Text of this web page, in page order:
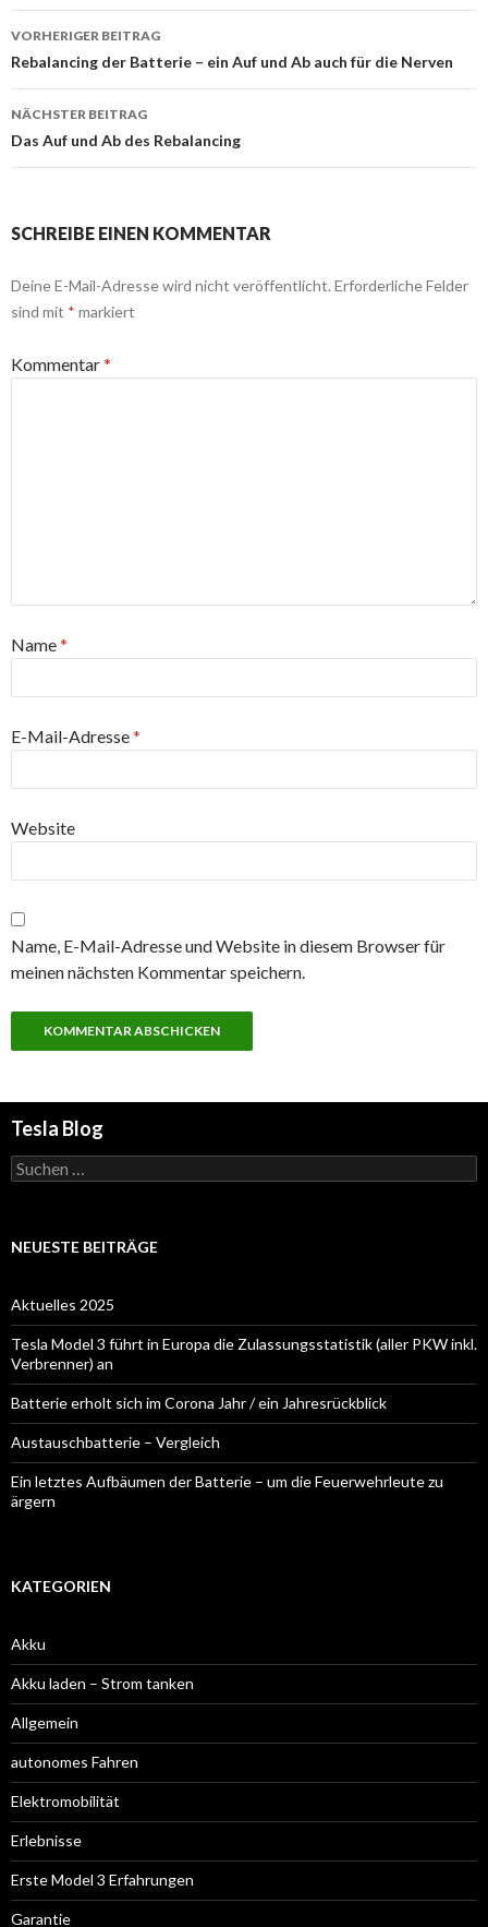
Beitrags-
Navigation
VORHERIGER BEITRAG
Rebalancing der Batterie – ein Auf und Ab auch für die Nerven
NÄCHSTER BEITRAG
Das Auf und Ab des Rebalancing
SCHREIBE EINEN KOMMENTAR
Deine E-Mail-Adresse wird nicht veröffentlicht. Erforderliche Felder
sind mit * markiert
Kommentar*
Name*
E-Mail-Adresse*
Website
Name, E-Mail-Adresse und Website in diesem Browser für
meinen nächsten Kommentar speichern.
Tesla Blog
Suchen
nach:
NEUESTE BEITRÄGE
Aktuelles 2025
Tesla Model 3 führt in Europa die Zulassungsstatistik (aller PKW inkl.
Verbrenner) an
Batterie erholt sich im Corona Jahr / ein Jahresrückblick
Austauschbatterie – Vergleich
Ein letztes Aufbäumen der Batterie – um die Feuerwehrleute zu
ärgern
KATEGORIEN
Akku
Akku laden – Strom tanken
Allgemein
autonomes Fahren
Elektromobilität
Erlebnisse
Erste Model 3 Erfahrungen
Garantie